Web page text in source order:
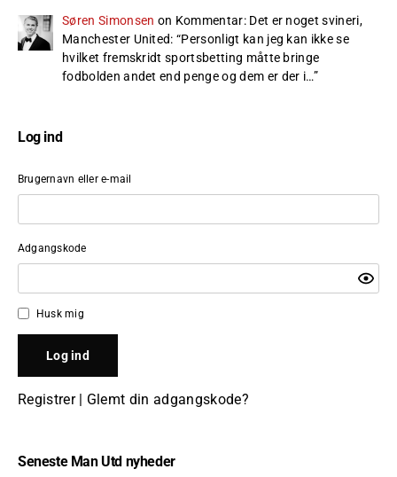
Søren Simonsen on Kommentar: Det er noget svineri,
Manchester United: “Personligt kan jeg kan ikke se
hvilket fremskridt sportsbetting måtte bringe
fodbolden andet end penge og dem er der i…”
Log ind
Brugernavn eller e-mail
Adgangskode
Husk mig
Registrer| Glemt din adgangskode?
Seneste Man Utd nyheder